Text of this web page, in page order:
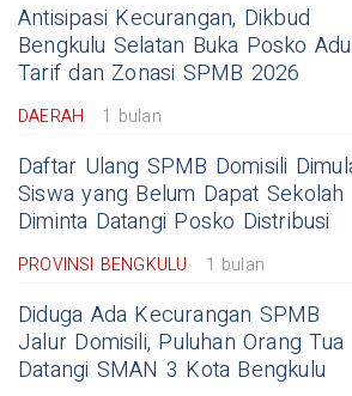
Antisipasi Kecurangan, Dikbud
Bengkulu Selatan Buka Posko
Tarif dan Zonasi SPMB 2026
DAERAH 1 bulan
Daftar Ulang SPMB Domisili
Siswa yang Belum Dapat Sekolah
Diminta Datangi Posko Distribusi
PROVINSI BENGKULU 1 bulan
Diduga Ada Kecurangan SPMB
Jalur Domisili, Puluhan Orang Tua
Datangi SMAN 3 Kota Bengkulu